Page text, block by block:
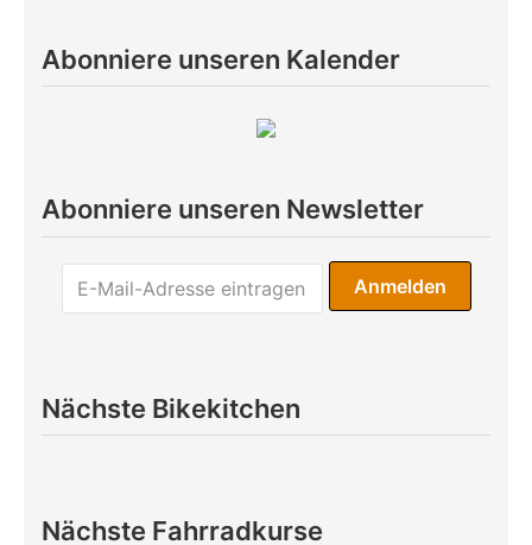
Abonniere unseren Kalender
Abonniere unseren Newsletter
Nächste Bikekitchen
Nächste Fahrradkurse